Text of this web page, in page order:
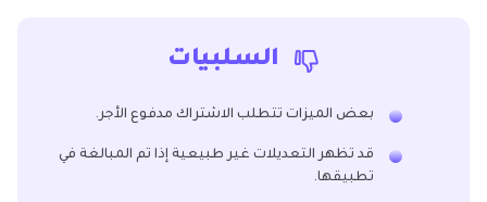
السلبيات
بعض الميزات تتطلب الاشتراك مدفوع الأجر.
قد تظهر التعديلات غير طبيعية إذا تم المبالغة في
تطبيقها.